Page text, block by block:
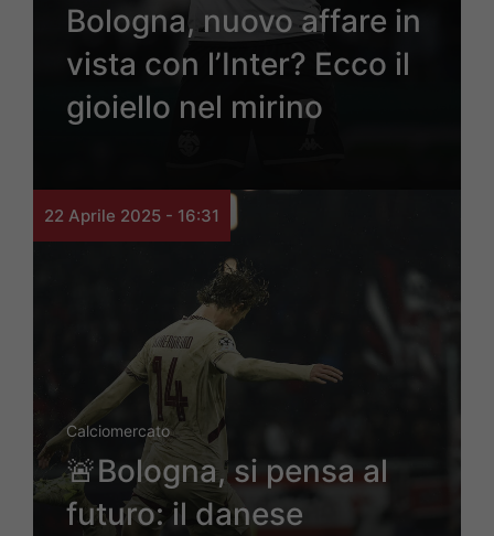
Bologna, nuovo affare in
vista con l’Inter? Ecco il
gioiello nel mirino
22 Aprile 2025 - 16:31
Calciomercato
🚨Bologna, si pensa al
futuro: il danese